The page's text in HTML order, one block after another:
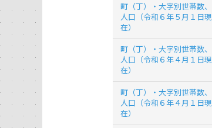
町（丁）・大字別世帯数、
人口（令和６年５月１日現
在）
町（丁）・大字別世帯数、
人口（令和６年４月１日現
在）
町（丁）・大字別世帯数、
人口（令和６年４月１日現
在）